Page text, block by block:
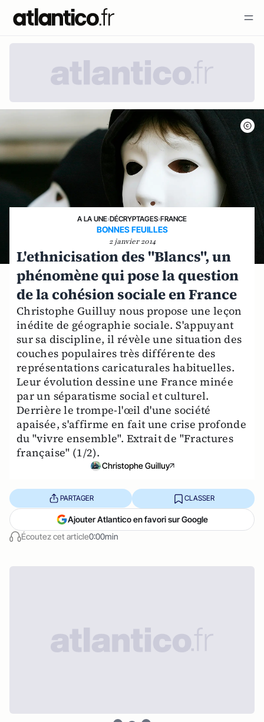
A LA UNE›DÉCRYPTAGES›FRANCE
BONNES FEUILLES
2 janvier 2014
L'ethnicisation des "Blancs", un
phénomène qui pose la question
de la cohésion sociale en France
Christophe Guilluy nous propose une leçon
inédite de géographie sociale. S'appuyant
sur sa discipline, il révèle une situation des
couches populaires très différente des
représentations caricaturales habituelles.
Leur évolution dessine une France minée
par un séparatisme social et culturel.
Derrière le trompe-l'œil d'une société
apaisée, s'affirme en fait une crise profonde
du "vivre ensemble". Extrait de "Fractures
française" (1/2).
Christophe Guilluy
Écoutez cet article0:00min
PARTAGER CLASSER
Ajouter Atlantico en favori sur Google